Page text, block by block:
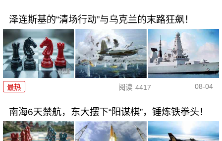
泽连斯基的“清场行动”与乌克兰的末路狂飙！
最热 阅读 4417 08-04
南海6天禁航，东大摆下“阳谋棋”，锤炼铁拳头！